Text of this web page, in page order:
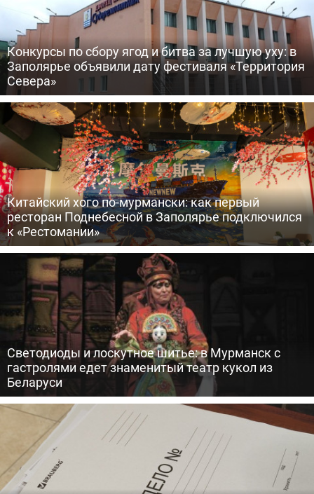
Конкурсы по сбору ягод и битва за лучшую уху: в
Заполярье объявили дату фестиваля «Территория
Севера»
Китайский хого по-мурмански: как первый
ресторан Поднебесной в Заполярье подключился
к «Рестомании»
Светодиоды и лоскутное шитье: в Мурманск с
гастролями едет знаменитый театр кукол из
Беларуси